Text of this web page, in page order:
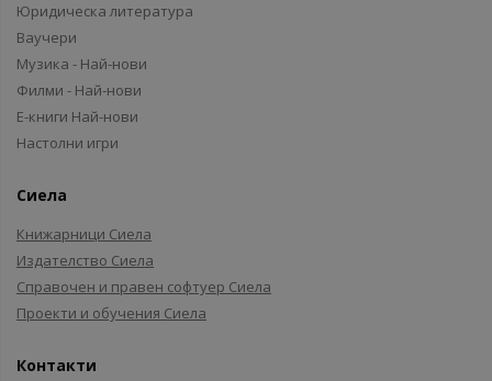
Юридическа литература
Ваучери
Музика - Най-нови
Филми - Най-нови
Е-книги Най-нови
Настолни игри
Сиела
Книжарници Сиела
Издателство Сиела
Справочен и правен софтуер Сиела
Проекти и обучения Сиела
Контакти